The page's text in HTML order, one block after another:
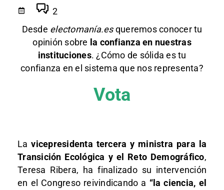
2
Desde electomanía.esqueremos conocer tu
opinión sobre la confianza en nuestras
instituciones. ¿Cómo de sólida es tu
confianza en el sistema que nos representa?
Vota
Lavicepresidenta tercera y ministra para la
Transición Ecológica y el Reto Demográfico,
Teresa Ribera, ha finalizado su intervención
en el Congreso reivindicando a “la ciencia, el